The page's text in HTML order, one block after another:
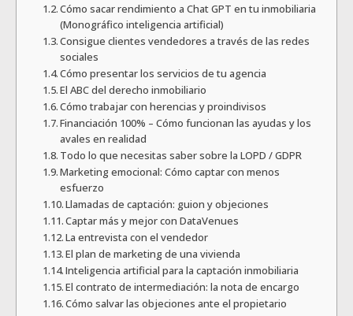
Cómo sacar rendimiento a Chat GPT en tu inmobiliaria
(Monográfico inteligencia artificial)
Consigue clientes vendedores a través de las redes
sociales
Cómo presentar los servicios de tu agencia
El ABC del derecho inmobiliario
Cómo trabajar con herencias y proindivisos
Financiación 100% – Cómo funcionan las ayudas y los
avales en realidad
Todo lo que necesitas saber sobre la LOPD / GDPR
Marketing emocional: Cómo captar con menos
esfuerzo
Llamadas de captación: guion y objeciones
Captar más y mejor con DataVenues
La entrevista con el vendedor
El plan de marketing de una vivienda
Inteligencia artificial para la captación inmobiliaria
El contrato de intermediación: la nota de encargo
Cómo salvar las objeciones ante el propietario